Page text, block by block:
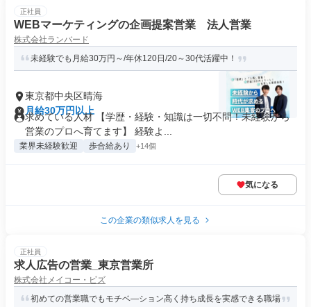
正社員
WEBマーケティングの企画提案営業 法人営業
株式会社ランバード
未経験でも月給30万円～/年休120日/20～30代活躍中！
東京都中央区晴海
月給30万円以上
求めている人材 【学歴・経験・知識は一切不問！未経験から
営業のプロへ育てます】 経験よ...
業界未経験歓迎 歩合給あり +14個
気になる
この企業の類似求人を見る
正社員
求人広告の営業_東京営業所
株式会社メイコー・ビズ
初めての営業職でもモチベ―ション高く持ち成長を実感できる職場